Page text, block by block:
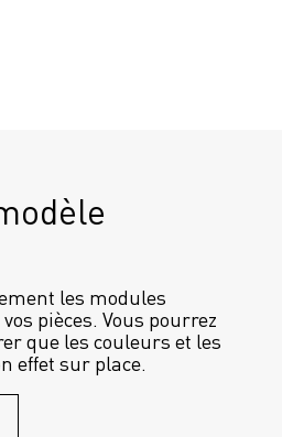
les modules
pièces. Vous pourrez
que les couleurs et les
effet sur place.